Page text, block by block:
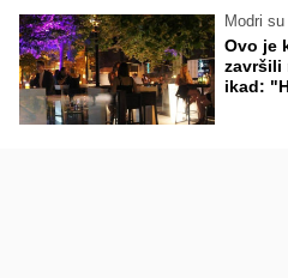
Modri
Ovo je
završili
ikad: